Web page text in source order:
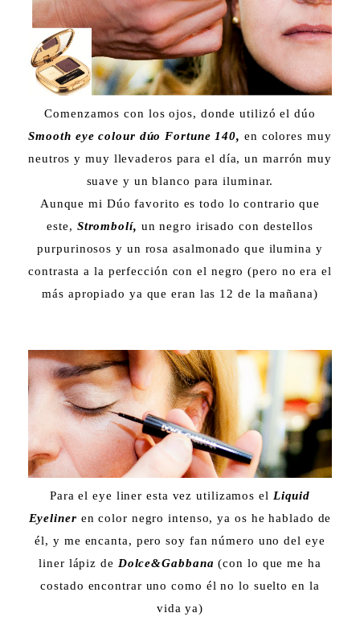
Comenzamos con los ojos, donde utilizó el dúo
Smooth eye colour dúo Fortune 140, en colores muy
neutros y muy llevaderos para el día, un marrón muy
suave y un blanco para iluminar.
Aunque mi Dúo favorito es todo lo contrario que
este, Strombolí, un negro irisado con destellos
purpurinosos y un rosa asalmonado que ilumina y
contrasta a la perfección con el negro (pero no era el
más apropiado ya que eran las 12 de la mañana)
Para el eye liner esta vez utilizamos el Liquid
Eyeliner en color negro intenso, ya os he hablado de
él, y me encanta, pero soy fan número uno del eye
liner lápiz de Dolce&Gabbana (con lo que me ha
costado encontrar uno como él no lo suelto en la
vida ya)